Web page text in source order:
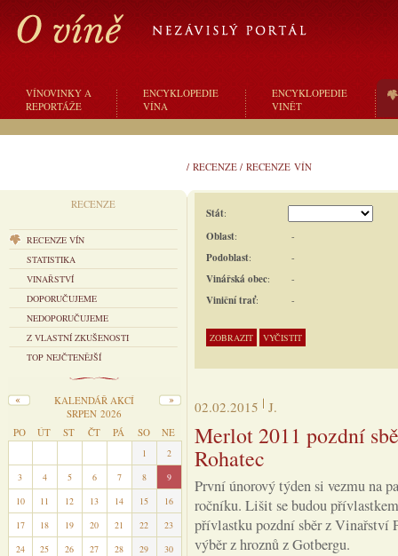
VÍNOVINKY A
REPORTÁŽE
ENCYKLOPEDIE
VÍNA
ENCYKLOPEDIE
VINĚT
/ RECENZE / RECENZE VÍN
RECENZE
RECENZE VÍN
STATISTIKA
VINAŘSTVÍ
DOPORUČUJEME
NEDOPORUČUJEME
Z VLASTNÍ ZKUŠENOSTI
TOP NEJČTENĚJŠÍ
KALENDÁŘ AKCÍ
SRPEN 2026
PO
ÚT ST ČT PÁ SO NE
1
2
3
4 5 6 7 8
9
10
11 12 13 14 15
16
17
18 19 20 21 22
23
24
25 26 27 28 29
30
Stát:
Oblast: -
Podoblast: -
Vinářská obec: -
Viniční trať: -
02.02.2015 J.
Merlot 2011 pozdní
Rohatec
První únorový týden si vezmu na
ročníku. Lišit se budou
přívlastku pozdní sběr z Vinařství
výběr z hroznů z Gotbergu.